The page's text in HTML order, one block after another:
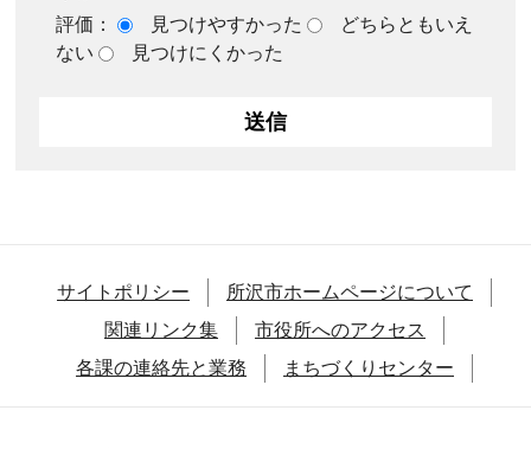
評価：
見つけやすかった
どちらともいえ
ない
見つけにくかった
サイトポリシー
所沢市ホームページについて
関連リンク集
市役所へのアクセス
各課の連絡先と業務
まちづくりセンター